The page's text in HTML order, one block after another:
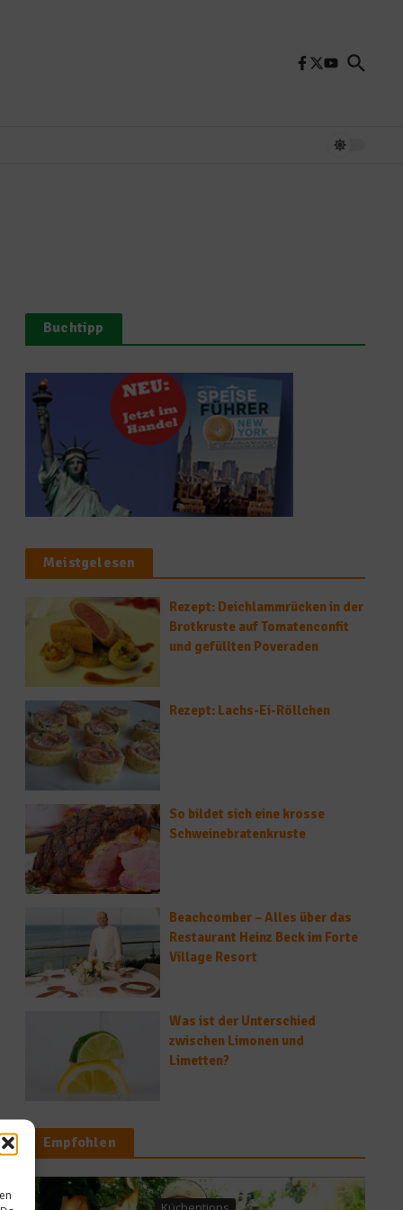
Buchtipp
Meistgelesen
Rezept: Deichlammrücken in der
Brotkruste auf Tomatenconfit
und gefüllten Poveraden
Rezept: Lachs-Ei-Röllchen
So bildet sich eine krosse
Schweinebratenkruste
Beachcomber – Alles über das
Restaurant Heinz Beck im Forte
Village Resort
Was ist der Unterschied
zwischen Limonen und
Limetten?
Empfohlen